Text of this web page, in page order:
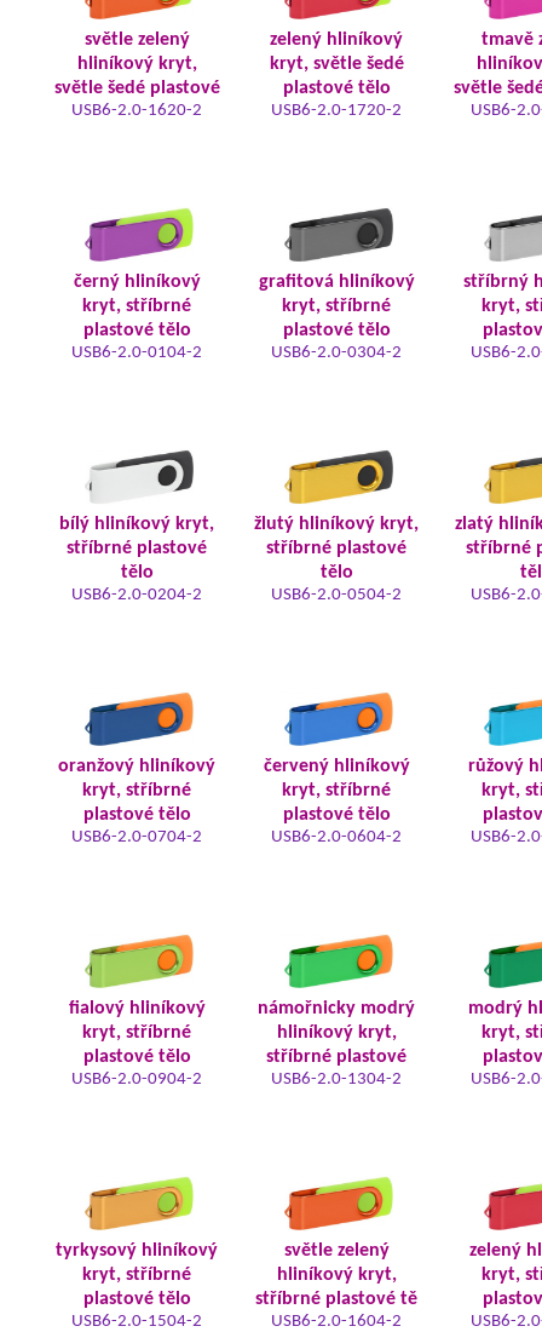
světle zelený
hliníkový kryt,
světle šedé plastové
USB6-2.0-1620-2
zelený hliníkový
kryt, světle šedé
plastové tělo
USB6-2.0-1720-2
tmavě
světle
USB6-
černý hliníkový
kryt, stříbrné
plastové tělo
USB6-2.0-0104-2
grafitová hliníkový
kryt, stříbrné
plastové tělo
USB6-2.0-0304-2
stříbrný
kryt,
USB6-
bílý hliníkový kryt,
stříbrné plastové
tělo
USB6-2.0-0204-2
žlutý hliníkový kryt,
stříbrné plastové
tělo
USB6-2.0-0504-2
zlatý
stříbrné
USB6-
oranžový hliníkový
kryt, stříbrné
plastové tělo
USB6-2.0-0704-2
červený hliníkový
kryt, stříbrné
plastové tělo
USB6-2.0-0604-2
růžový
kryt,
USB6-
fialový hliníkový
kryt, stříbrné
plastové tělo
USB6-2.0-0904-2
námořnicky modrý
hliníkový kryt,
stříbrné plastové
USB6-2.0-1304-2
modrý
kryt,
USB6-
tyrkysový hliníkový
kryt, stříbrné
plastové tělo
USB6-2.0-1504-2
světle zelený
hliníkový kryt,
stříbrné plastové tě
USB6-2.0-1604-2
zelený
kryt,
USB6-